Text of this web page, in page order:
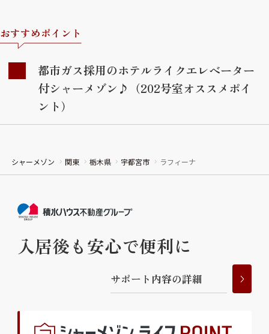
おすすめポイント
都市ガス採用のホテルライクエレベーター
付シャーメゾン♪（202号室オススメポイ
ント）
シャーメゾン 関東 栃木県 宇都宮市 ラフィーナ
入居後も安心で便利に
サポー ト 内容の詳細